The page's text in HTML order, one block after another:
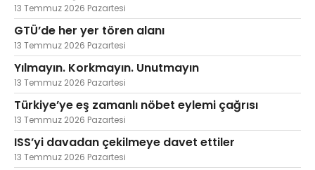
13 Temmuz 2026 Pazartesi
GTÜ’de her yer tören alanı
13 Temmuz 2026 Pazartesi
Yılmayın. Korkmayın. Unutmayın
13 Temmuz 2026 Pazartesi
Türkiye’ye eş zamanlı nöbet eylemi çağrısı
13 Temmuz 2026 Pazartesi
ISS’yi davadan çekilmeye davet ettiler
13 Temmuz 2026 Pazartesi